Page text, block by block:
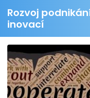
Rozvoj
inovací